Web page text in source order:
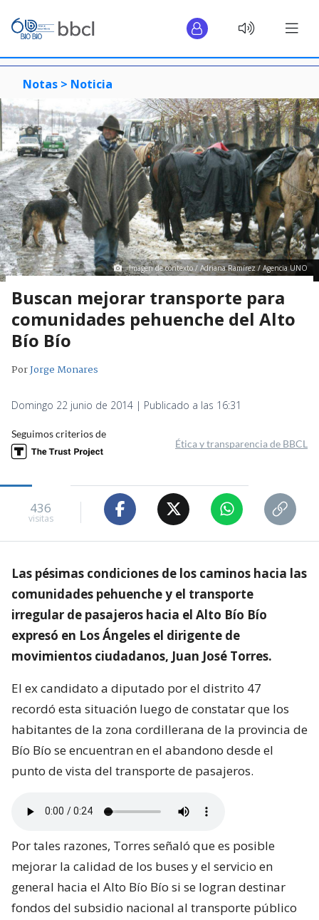
Notas > Noticia
Imagen de contexto / Adriana Ramírez / Agencia UNO
Buscan mejorar transporte para
comunidades pehuenche del Alto
Bío Bío
PorJorge Monares
Domingo 22 junio de 2014 | Publicado a las 16:31
Seguimos criterios de
Ética y transparencia de BBCL
436
visitas
Las pésimas condiciones de los caminos hacia las
comunidades pehuenche y el transporte
irregular de pasajeros hacia el Alto Bío Bío
expresó en Los Ángeles el dirigente de
movimientos ciudadanos, Juan José Torres.
El ex candidato a diputado por el distrito 47
recordó esta situación luego de constatar que los
habitantes de la zona cordillerana de la provincia de
Bío Bío se encuentran en el abandono desde el
punto de vista del transporte de pasajeros.
Por tales razones, Torres señaló que es posible
mejorar la calidad de los buses y el servicio en
general hacia el Alto Bío Bío si se logran destinar
fondos del subsidio nacional al transporte público